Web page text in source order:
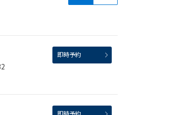
即時予約